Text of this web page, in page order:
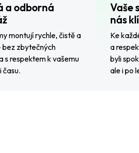
a odborná
montují rychle, čistě a
bez zbytečných
s respektem k vašemu
času.
Vaše
nás
Ke
a
byli
ale i po